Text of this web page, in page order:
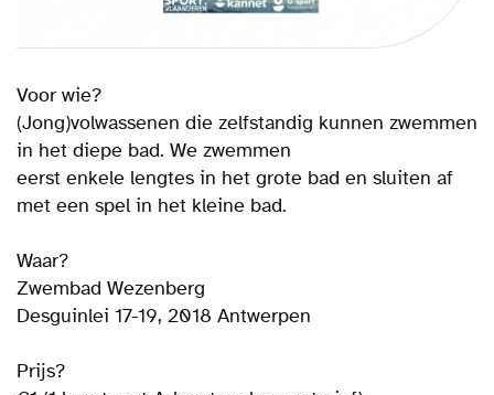
Voor wie?
(Jong)volwassenen die zelfstandig kunnen zwemmen
in het diepe bad. We zwemmen
eerst enkele lengtes in het grote bad en sluiten af
met een spel in het kleine bad.
Waar?
Zwembad Wezenberg
Desguinlei 17-19, 2018 Antwerpen
Prijs?